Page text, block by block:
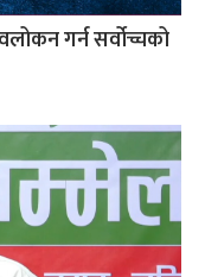
गर्न सर्वोच्चको